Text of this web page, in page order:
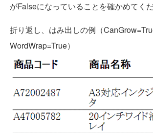
がFalseになっていることを確かめてくだ
折り返し、はみ出しの例（
WordWrap=True）